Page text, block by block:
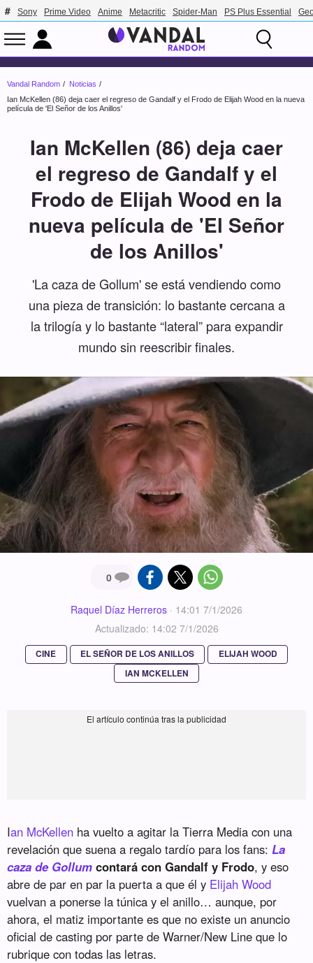
Sony Prime Video Anime Metacritic Spider-Man PS Plus Essential
Vandal Random
Noticias
Ian McKellen (86) deja caer el regreso de Gandalf y el Frodo de Elijah Wood en la nueva
película de 'El Señor de los Anillos'
Ian McKellen (86) deja caer
el regreso de Gandalf y el
Frodo de Elijah Wood en la
nueva película de 'El Señor
de los Anillos'
'La caza de Gollum' se está vendiendo como
una pieza de transición: lo bastante cercana a
la trilogía y lo bastante “lateral” para expandir
mundo sin reescribir finales.
0
Raquel Díaz Herreros · 14:01 7/1/2026
Actualizado: 14:02 7/1/2026
CINE EL SEÑOR DE LOS ANILLOS
ELIJAH WOOD
IAN MCKELLEN
Ian McKellen ha vuelto a agitar la Tierra Media con una
revelación que suena a regalo tardío para los fans:La
caza de Gollum contará con Gandalf y Frodo, y eso
abre de par en par la puerta a que él y Elijah Wood
vuelvan a ponerse la túnica y el anillo… aunque, por
ahora, el matiz importante es que no existe un anuncio
oficial de casting por parte de Warner/New Line que lo
rubrique con todas las letras.